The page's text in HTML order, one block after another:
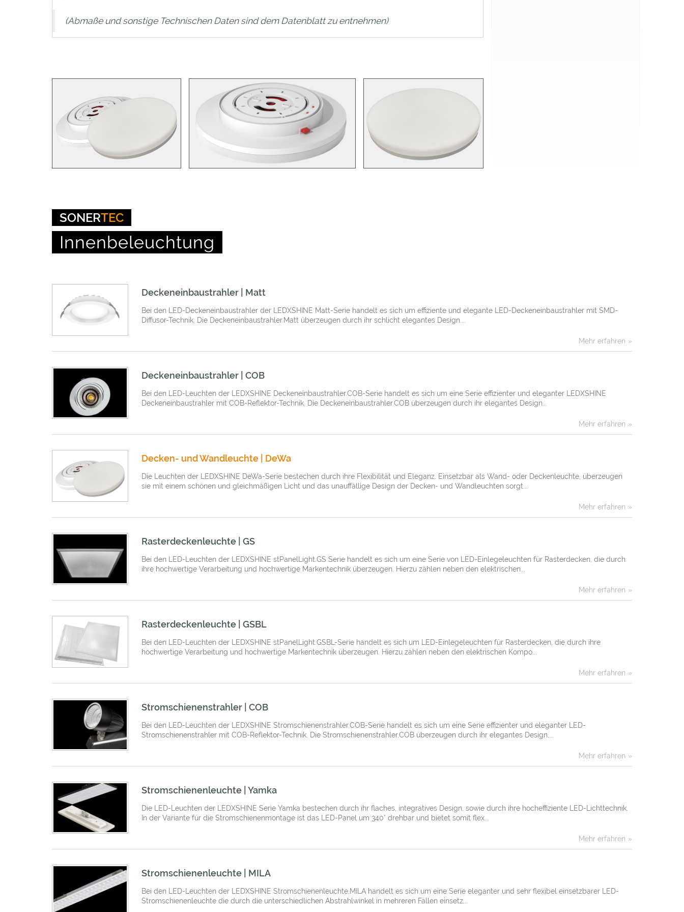
(Abmaße und sonstige Technischen Daten sind dem Datenblatt zu entnehmen)
SONERTEC
Innenbeleuchtung
Mehr erfahren
Deckeneinbaustrahler | Matt
Bei den LED-Deckeneinbaustrahler der LEDXSHINE Matt-Serie handelt es sich um effiziente und elegante LED-Deckeneinbaustrahler mit SMD-
Diffusor-Technik. Die Deckeneinbaustrahler.Matt überzeugen durch ihr schlicht elegantes Design....
Mehr erfahren
Deckeneinbaustrahler | COB
Bei den LED-Leuchten der LEDXSHINE Deckeneinbaustrahler.COB-Serie handelt es sich um eine Serie effizienter und eleganter LEDXSHINE
Deckeneinbaustrahler mit COB-Reflektor-Technik. Die Deckeneinbaustrahler.COB überzeugen durch ihr elegantes Design...
Mehr erfahren
Decken- und Wandleuchte | DeWa
Die Leuchten der LEDXSHINE DeWa-Serie bestechen durch ihre Flexibilität und Eleganz. Einsetzbar als Wand- oder Deckenleuchte, überzeugen
sie mit einem schönen und gleichmäßigen Licht und das unauffällige Design der Decken- und Wandleuchten sorgt...
Mehr erfahren
Rasterdeckenleuchte | GS
Bei den LED-Leuchten der LEDXSHINE stPanelLight.GS Serie handelt es sich um eine Serie von LED-Einlegeleuchten für Rasterdecken, die durch
ihre hochwertige Verarbeitung und hochwertige Markentechnik überzeugen. Hierzu zählen neben den elektrischen...
Mehr erfahren
Rasterdeckenleuchte | GSBL
Bei den LED-Leuchten der LEDXSHINE stPanelLight.GSBL-Serie handelt es sich um LED-Einlegeleuchten für Rasterdecken, die durch ihre
hochwertige Verarbeitung und hochwertige Markentechnik überzeugen. Hierzu zählen neben den elektrischen Kompo...
Mehr erfahren
Stromschienenstrahler | COB
Bei den LED-Leuchten der LEDXSHINE Stromschienenstrahler.COB-Serie handelt es sich um eine Serie effizienter und eleganter LED-
Stromschienenstrahler mit COB-Reflektor-Technik. Die Stromschienenstrahler.COB überzeugen durch ihr elegantes Design,...
Mehr erfahren
Stromschienenleuchte | Yamka
Die LED-Leuchten der LEDXSHINE Serie Yamka bestechen durch ihr flaches, integratives Design, sowie durch ihre hocheffiziente LED-Lichttechnik.
In der Variante für die Stromschienenmontage ist das LED-Panel um 340° drehbar und bietet somit flex...
Stromschienenleuchte | MILA
Bei den LED-Leuchten der LEDXSHINE Stromschienenleuchte.MILA handelt es sich um eine Serie eleganter und sehr flexibel einsetzbarer LED-
Stromschienenleuchte die durch die unterschiedlichen Abstrahlwinkel in mehreren Fällen einsetz...